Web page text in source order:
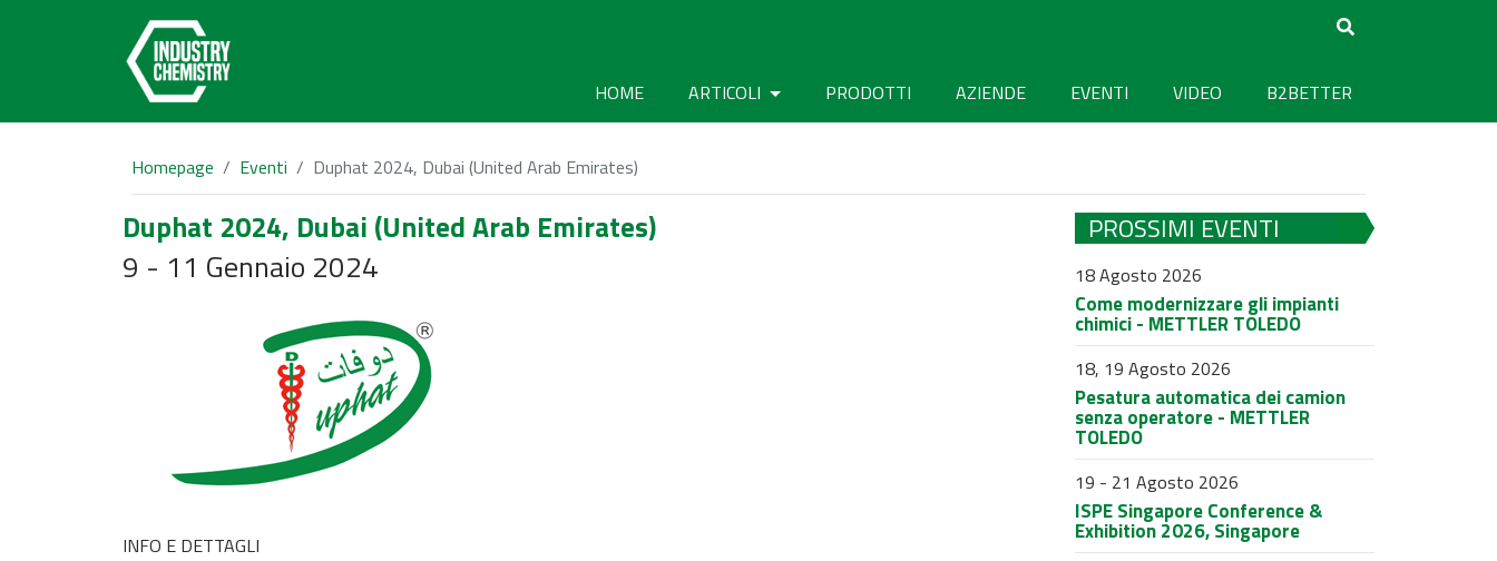
HOME ARTICOLI PRODOTTI AZIENDE EVENTI VIDEO B2BETTER
Homepage Eventi Duphat 2024, Dubai (United Arab Emirates)
Duphat 2024, Dubai (United Arab Emirates)
9 - 11 Gennaio 2024
INFO E DETTAGLI
PROSSIMI EVENTI
18 Agosto 2026
Come modernizzare gli impianti
chimici - METTLER TOLEDO
18, 19 Agosto 2026
Pesatura automatica dei camion
senza operatore - METTLER
TOLEDO
19 - 21 Agosto 2026
ISPE Singapore Conference &
Exhibition 2026, Singapore